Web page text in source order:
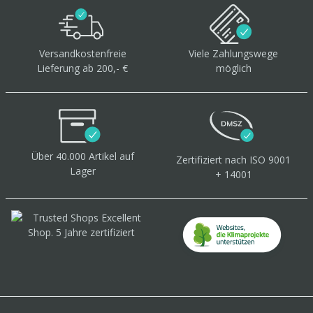
Versandkostenfreie
Lieferung ab 200,- €
Viele Zahlungswege
möglich
Über 40.000 Artikel auf
Lager
Zertifiziert nach ISO 9001
+ 14001